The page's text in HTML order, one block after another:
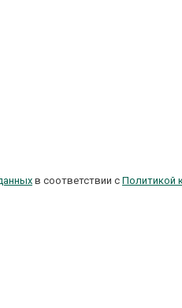
в соответствии с Политикой